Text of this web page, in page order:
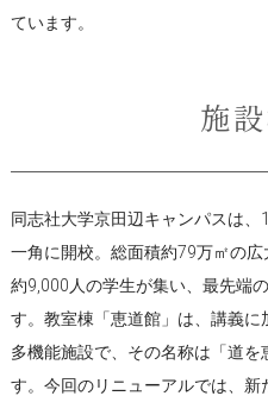
ています。
施
同志社大学京田辺キャンパスは
一角に開校。総面積約79万㎡の
約9,000人の学生が集い、最先端
す。教室棟「恵道館」は、講義
多機能施設で、その名称は「道を
す。今回のリニューアルでは、